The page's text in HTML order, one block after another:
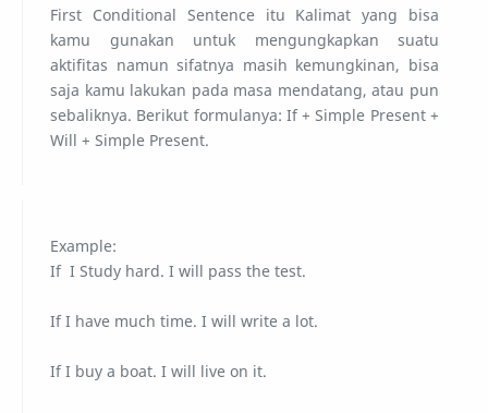
First Conditional Sentence itu Kalimat yang bisa
kamu gunakan untuk mengungkapkan suatu
aktifitas namun sifatnya masih kemungkinan, bisa
saja kamu lakukan pada masa mendatang, atau pun
sebaliknya. Berikut formulanya: If + Simple Present +
Will + Simple Present.
Example:
If I Study hard. I will pass the test.
If I have much time. I will write a lot.
If I buy a boat. I will live on it.